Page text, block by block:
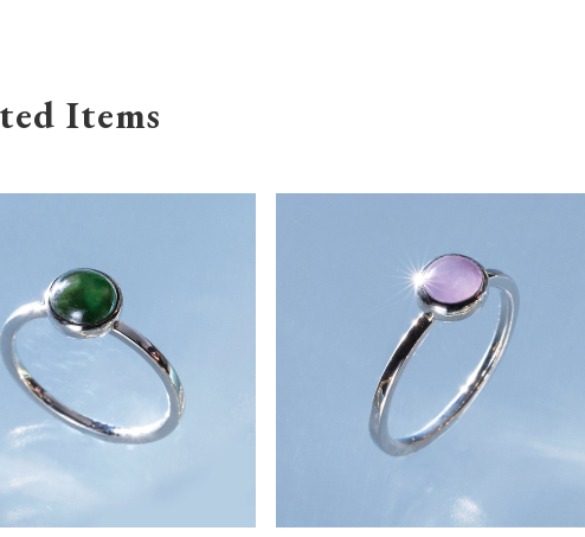
Items